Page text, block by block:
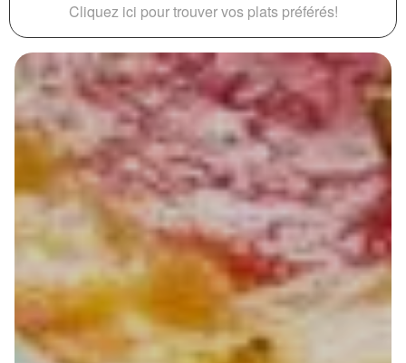
Cliquez ici pour trouver vos plats préférés!